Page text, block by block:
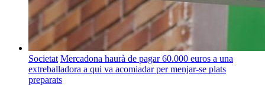
Societat Mercadona haurà de pagar 60.000 euros a una
extreballadora a qui va acomiadar per menjar-se plats
preparats